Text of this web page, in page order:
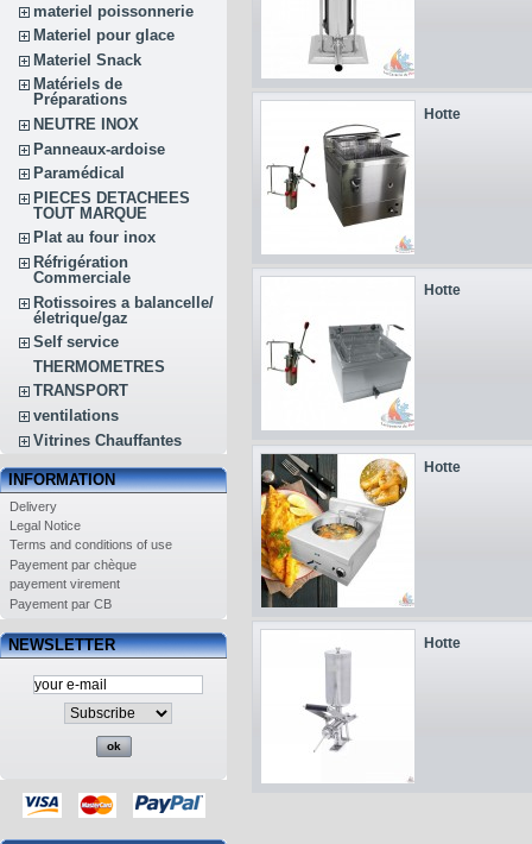
materiel poissonnerie
Materiel pour glace
Materiel Snack
Matériels de
Préparations
NEUTRE INOX
Panneaux-ardoise
Paramédical
PIECES DETACHEES
TOUT MARQUE
Plat au four inox
Réfrigération
Commerciale
Rotissoires a balancelle/
életrique/gaz
Self service
THERMOMETRES
TRANSPORT
ventilations
Vitrines Chauffantes
INFORMATION
Delivery
Legal Notice
Terms and conditions of use
Payement par chèque
payement virement
Payement par CB
NEWSLETTER
Hotte
Hotte
Hotte
Hotte